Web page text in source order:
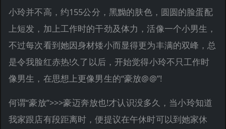
小玲并不高，约155公分，黑黝的肤色，圆圆的脸蛋配
上短发，加上工作时的干劲及体力，活像一个小男生，
不过每次看到她因身材矮小而显得更为丰满的双峰，总
是令我脸红赤热!久了以后，开始觉得小玲不只工作时
像男生，在思想上更像男生的“豪放@@”!
何谓“豪放”>>>豪迈奔放也!才认识没多久，当小玲知道
我家跟店有段距离时，便提议在午休时可以到她家休